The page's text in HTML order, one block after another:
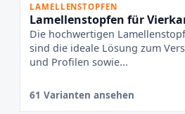
LAMELLENSTOPFEN
Lamellenstopfen für
Die hochwertigen
sind die ideale Lösung zum
und Profilen sowie...
61 Varianten ansehen